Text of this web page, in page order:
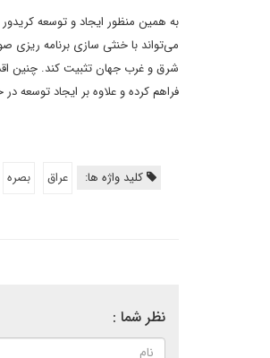
به همین منظور ایجاد و توسعه‌
می‌تواند با خنثی سازی برنامه ریزی
فراهم کرده و علاوه بر ایجاد
کلید واژه ها: عراق بصره
نظر شما :